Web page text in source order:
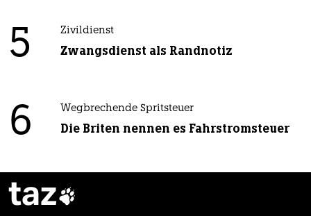
5 Zivildienst
Zwangsdienst als Randnotiz
6 Wegbrechende Spritsteuer
Die Briten nennen es Fahrstromsteuer
taz